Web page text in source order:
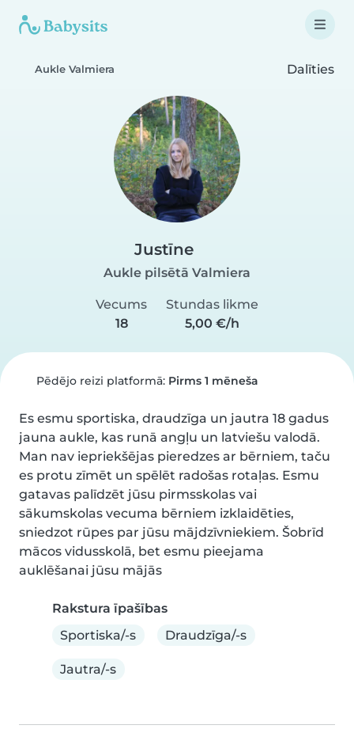
Aukle Valmiera Dalīties
Justīne
Aukle pilsētā Valmiera
Vecums
18
Stundas likme
5,00 €/h
Pēdējo reizi platformā: Pirms 1 mēneša
Es esmu sportiska, draudzīga un jautra 18 gadus
jauna aukle, kas runā angļu un latviešu valodā.
Man nav iepriekšējas pieredzes ar bērniem, taču
es protu zīmēt un spēlēt radošas rotaļas. Esmu
gatavas palīdzēt jūsu pirmsskolas vai
sākumskolas vecuma bērniem izklaidēties,
sniedzot rūpes par jūsu mājdzīvniekiem. Šobrīd
mācos vidusskolā, bet esmu pieejama
auklēšanai jūsu mājās
Rakstura īpašības
Sportiska/-s
Draudzīga/-s
Jautra/-s